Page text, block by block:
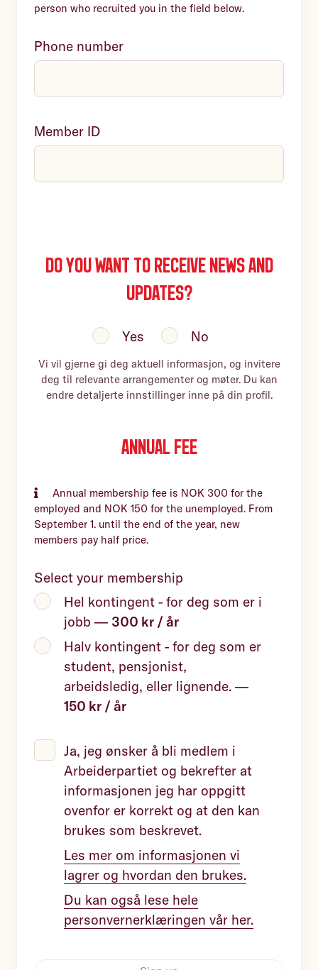
person who recruited you in the field below.
Phone number
Member ID
Do you want to receive news and
updates?
Yes No
Vi vil gjerne gi deg aktuell informasjon, og invitere
deg til relevante arrangementer og møter. Du kan
endre detaljerte innstillinger inne på din profil.
Annual fee
Annual membership fee is NOK 300 for the
employed and NOK 150 for the unemployed. From
September 1. until the end of the year, new
members pay half price.
Select your membership
Hel kontingent - for deg som er i
jobb — 300 kr / år
Halv kontingent - for deg som er
student, pensjonist,
arbeidsledig, eller lignende. —
150 kr / år
Ja, jeg ønsker å bli medlem i
Arbeiderpartiet og bekrefter at
informasjonen jeg har oppgitt
ovenfor er korrekt og at den kan
brukes som beskrevet.
Les mer om informasjonen vi
lagrer og hvordan den brukes.
Du kan også lese hele
personvernerklæringen vår her.